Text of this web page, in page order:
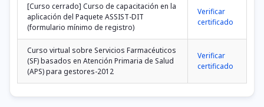
[Curso cerrado] Curso de capacitación en la
aplicación del Paquete ASSIST-DIT
(formulario mínimo de registro)
Verificar
certificado
Curso virtual sobre Servicios Farmacéuticos
(SF) basados en Atención Primaria de Salud
(APS) para gestores-2012
Verificar
certificado